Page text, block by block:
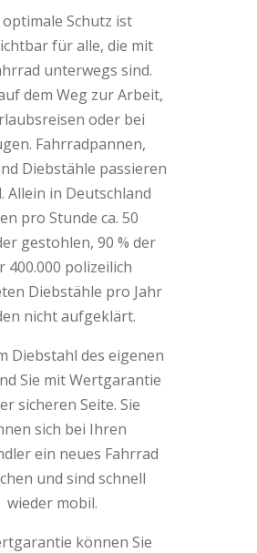
Schutz ist
für alle, die mit
unterwegs sind.
dem Weg zur Arbeit,
oder bei
Fahrradpannen,
Diebstähle passieren
Allein in Deutschland
pro Stunde ca. 50
gestohlen, 90 % der
400.000 polizeilich
Diebstähle pro Jahr
nicht aufgeklärt.
Diebstahl des eigenen
Sie mit Wertgarantie
sicheren Seite. Sie
sich bei Ihren
ein neues Fahrrad
und sind schnell
wieder mobil.
können Sie